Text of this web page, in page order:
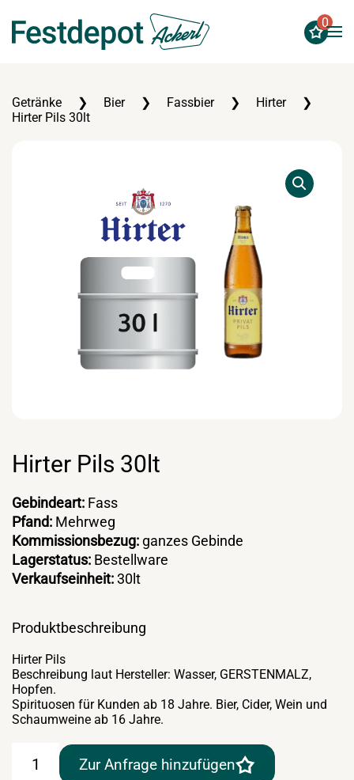
Zum Hauptinhalt springen
0
Getränke Bier Fassbier
Hirter
Hirter Pils 30lt
Hirter Pils 30lt
Gebindeart: Fass
Pfand: Mehrweg
Kommissionsbezug: ganzes Gebinde
Lagerstatus: Bestellware
Verkaufseinheit:30lt
Produktbeschreibung
Hirter Pils
Beschreibung laut Hersteller: Wasser, GERSTENMALZ,
Hopfen.
Spirituosen für Kunden ab 18 Jahre. Bier, Cider, Wein und
Schaumweine ab 16 Jahre.
Zur Anfrage hinzufügen